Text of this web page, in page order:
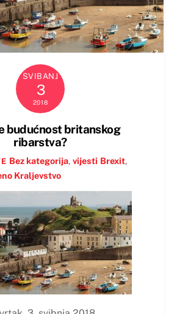
SVIBANJ
3
2018
budućnost britanskog
ribarstva?
Bez kategorija, vijesti Brexit,
Kraljevstvo